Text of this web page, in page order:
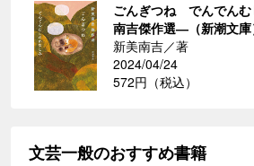
ごんぎつね でんでん
南吉傑作選―（新潮文庫
新美南吉／著
2024/04/24
572円（税込）
文芸一般のおすすめ書籍